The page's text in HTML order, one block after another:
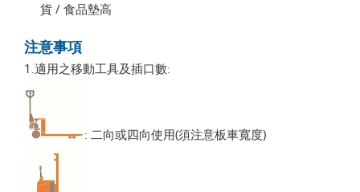
貨 / 食品墊高
注意事項
1.適用之移動工具及插口數:
: 二向或四向使用(須注意板車寬度)